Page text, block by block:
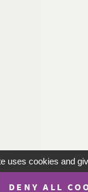
uses cookies and
DENY ALL